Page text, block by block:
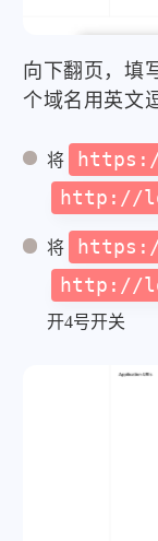
向下翻页，填
个域名用英文
将 https://
http://
将 https://
http://
开4号开关